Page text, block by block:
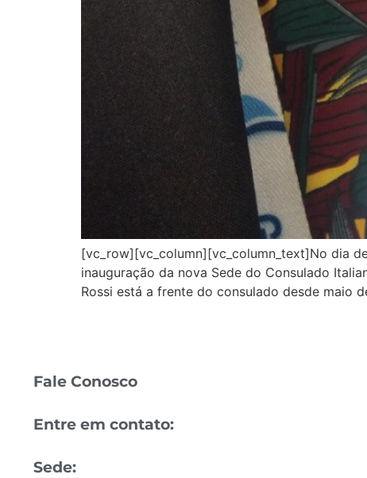
[vc_row][vc_column][vc_column_text]No dia
inauguração da nova Sede do Consulado
Rossi está a frente do consulado desde maio
Fale Conosco
Entre em contato:
Sede: